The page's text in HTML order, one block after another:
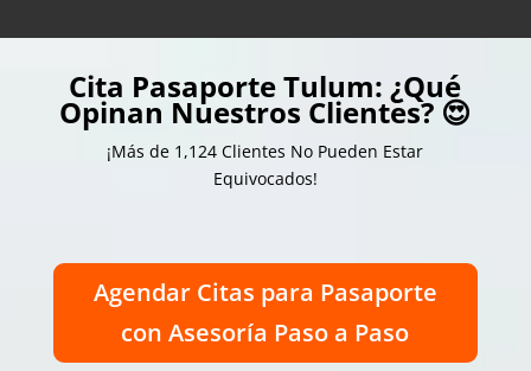
Cita Pasaporte Tulum: ¿Qué
Opinan Nuestros Clientes? 😍
¡Más de 1,124 Clientes No Pueden Estar
Equivocados!
Agendar Citas para Pasaporte
con Asesoría Paso a Paso